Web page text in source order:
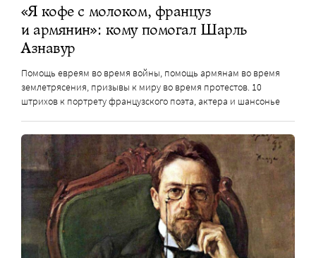
«Я кофе с молоком, француз
и армянин»: кому помогал Шарль
Азнавур
Помощь евреям во время войны, помощь армянам во время
землетрясения, призывы к миру во время протестов. 10
штрихов к портрету французского поэта, актера и шансонье